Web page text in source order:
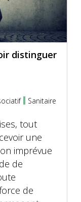
distinguer
Sanitaire
tout
une
imprévue
de
de